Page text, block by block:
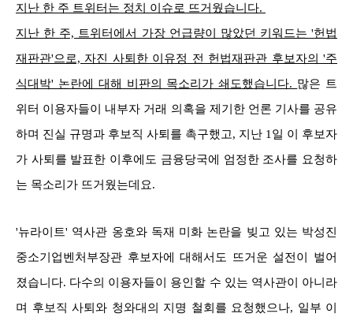
지난 한 주 트위터는 정치 이슈로 뜨거웠습니다.
지난 한 주, 트위터에서 가장 언급량이 많았던 키워드는 '헌법
재판관'으로, 자진 사퇴한 이유정 전 헌법재판관 후보자의 '주
식대박' 논란에 대해 비판의 목소리가 쇄도했습니다. 많은 트
위터 이용자들이 내부자 거래 의혹을 제기한 언론 기사를 공유
하며 진실 규명과 후보직 사퇴를 촉구했고, 지난 1일 이 후보자
가 사퇴를 발표한 이후에도 금융당국에 엄정한 조사를 요청하
는 목소리가 뜨거웠는데요.
'뉴라이트' 역사관 옹호와 독재 미화 논란을 빚고 있는 박성진
중소기업벤처부장관 후보자에 대해서도 뜨거운 설전이 벌어
졌습니다. 다수의 이용자들이 용인할 수 있는 역사관이 아니라
며 후보직 사퇴와 청와대의 지명 철회를 요청했으나, 일부 이